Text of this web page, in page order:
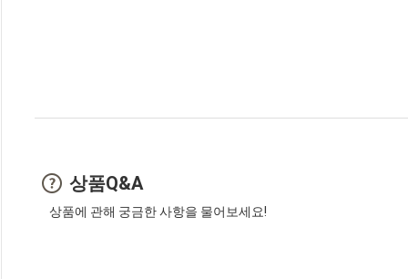
상품Q&A
상품에 관해 궁금한 사항을 물어보세요!